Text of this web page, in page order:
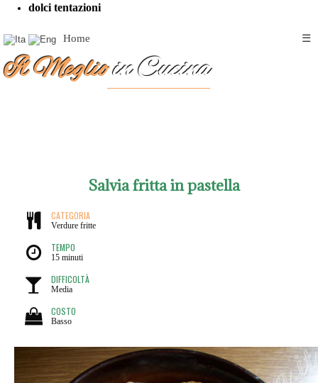
dolci tentazioni
Home ☰
Il Meglioin Cucina
Salvia fritta in pastella
CATEGORIA
Verdure fritte
TEMPO
15 minuti
DIFFICOLTÀ
Media
COSTO
Basso